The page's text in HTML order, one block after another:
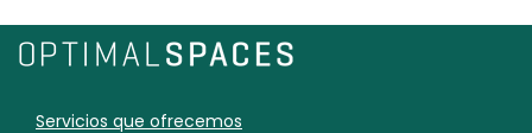
Servicios que ofrecemos